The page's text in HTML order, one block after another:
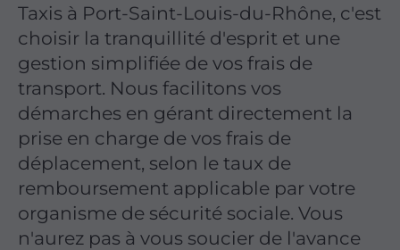
Taxis à Port-Saint-Louis-du-Rhône, c'est
choisir la tranquillité d'esprit et une
gestion simplifiée de vos frais de
transport. Nous facilitons vos
démarches en gérant directement la
prise en charge de vos frais de
déplacement, selon le taux de
remboursement applicable par votre
organisme de sécurité sociale. Vous
n'aurez pas à vous soucier de l'avance